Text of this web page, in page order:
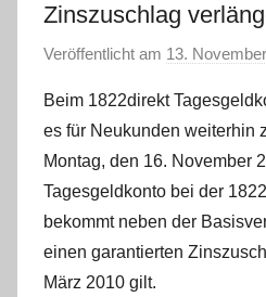
Zinszuschlag
Veröffentlicht am 13.
Beim 1822direkt
es für Neukunden weiterhin
Montag, den 16. November
Tagesgeldkonto bei der
bekommt neben der
einen garantierten
März 2010 gilt.